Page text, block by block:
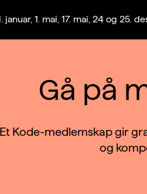
januar, 1. mai, 17. mai, 24 og 25.
Gå på
Et Kode-medlemskap gir
og